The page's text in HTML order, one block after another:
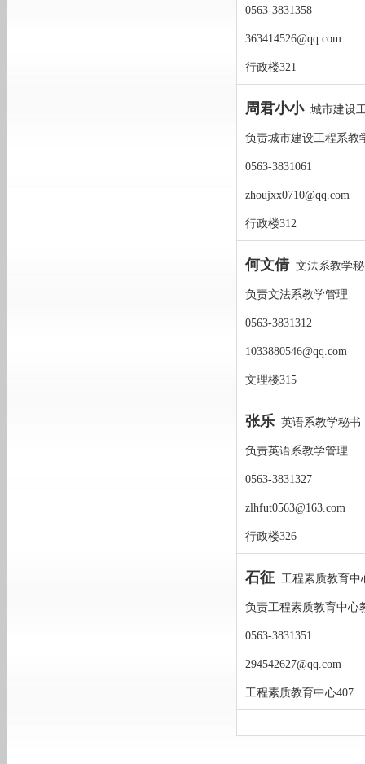
0563-3831358
363414526@qq.com
行政楼321
周君小小城市建设
负责城市建设工程系教
0563-3831061
zhoujxx0710@qq.com
行政楼312
何文倩文法系教学
负责文法系教学管理
0563-3831312
1033880546@qq.com
文理楼315
张乐 英语系教学秘书
负责英语系教学管理
0563-3831327
zlhfut0563@163.com
行政楼326
石征 工程素质教育中
负责工程素质教育中心
0563-3831351
294542627@qq.com
工程素质教育中心407